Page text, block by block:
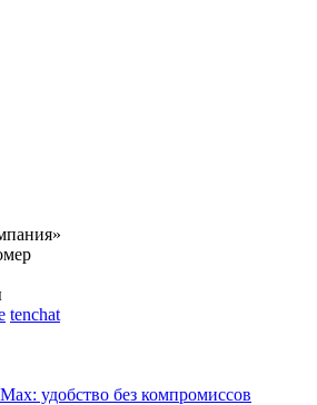
tenchat
удобство без компромиссов